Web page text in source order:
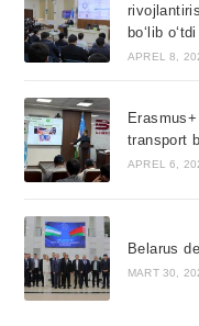
bo‘lib o‘tdi
APREL 8,
transport
APREL 6,
Belarus
MART 30,